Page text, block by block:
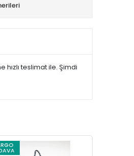
teslimat ile. Şimdi